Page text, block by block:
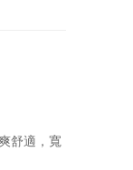
舒適，寬